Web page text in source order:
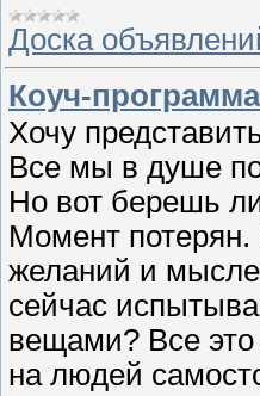
Доска
Коуч-
Хочу
Все мы в душе
Но вот берешь
Момент потерян.
желаний и
сейчас
вещами? Все
на людей